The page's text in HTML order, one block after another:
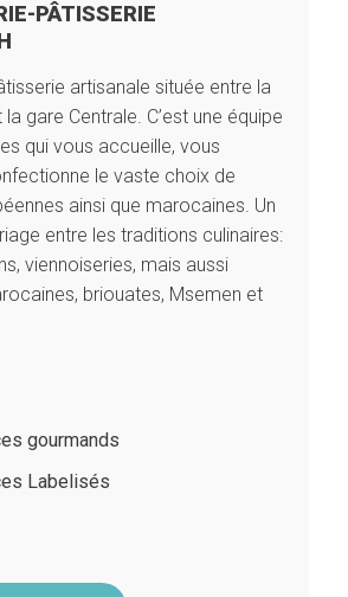
PÂTISSERIE
artisanale située entre la
gare Centrale. C’est une équipe
qui vous accueille, vous
le vaste choix de
ainsi que marocaines. Un
entre les traditions culinaires:
viennoiseries, mais aussi
briouates, Msemen et
gourmands
Labelisés